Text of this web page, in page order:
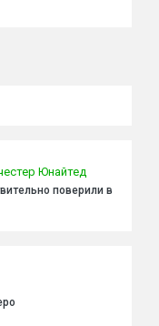
Юнайтед
поверили в